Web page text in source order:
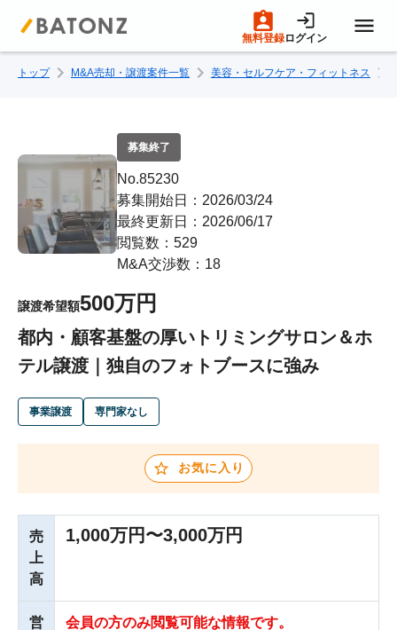
無料登録ログイン
トップページ
M&A案件一覧
売りたい方へ
買いたい方へ
成約事例
M&A専門家の方へ
トップ M&A売却・譲渡案件一覧 美容・セルフケア・フィットネス
募集終了
No.85230
募集開始日：2026/03/24
最終更新日：2026/06/17
閲覧数：529
M&A交渉数：18
譲渡希望額500万円
都内・顧客基盤の厚いトリミングサロン＆ホ
テル譲渡｜独自のフォトブースに強み
事業譲渡 専門家なし
お気に入り
売
上
高
1,000万円〜3,000万円
営
会員の方のみ閲覧可能な情報です。